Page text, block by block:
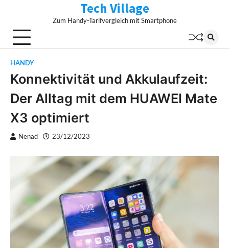
content
Tech Village
Zum Handy-Tarifvergleich mit Smartphone
HANDY
Konnektivität und Akkulaufzeit:
Der Alltag mit dem HUAWEI Mate
X3 optimiert
Nenad 23/12/2023